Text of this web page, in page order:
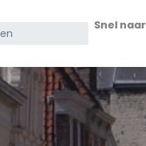
Snel naar